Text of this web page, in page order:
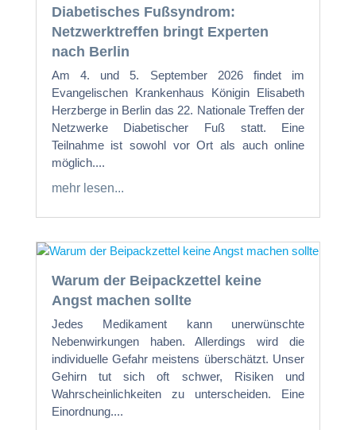
Diabetisches Fußsyndrom:
Netzwerktreffen bringt Experten
nach Berlin
Am 4. und 5. September 2026 findet im
Evangelischen Krankenhaus Königin Elisabeth
Herzberge in Berlin das 22. Nationale Treffen der
Netzwerke Diabetischer Fuß statt. Eine
Teilnahme ist sowohl vor Ort als auch online
möglich....
mehr lesen...
Warum der Beipackzettel keine
Angst machen sollte
Jedes Medikament kann unerwünschte
Nebenwirkungen haben. Allerdings wird die
individuelle Gefahr meistens überschätzt. Unser
Gehirn tut sich oft schwer, Risiken und
Wahrscheinlichkeiten zu unterscheiden. Eine
Einordnung....